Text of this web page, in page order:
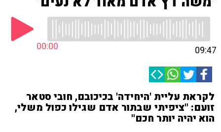
00:00 09:47
לקראת עליית 'היחידה' בכיכובם, חובי סטאר
זועם: "ציפיתי שבתור אדם שגילו כפול משלי,
הוא יהיה יותר חכם"